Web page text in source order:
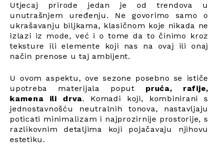
Utjecaj prirode jedan je od trendova u
unutrašnjem uređenju. Ne govorimo samo o
ukrašavanju biljkama, klasičnom koje nikada ne
izlazi iz mode, već i o tome da to činimo kroz
teksture ili elemente koji nas na ovaj ili onaj
način prenose u taj ambijent.
U ovom aspektu, ove sezone posebno se ističe
upotreba materijala poput pruća, rafije,
kamena ili drva. Komadi koji, kombinirani s
jednostavnošću neutralnih tonova, nastavljaju
poticati minimalizam i najprozirnije prostorije, s
razlikovnim detaljima koji pojačavaju njihovu
estetiku.